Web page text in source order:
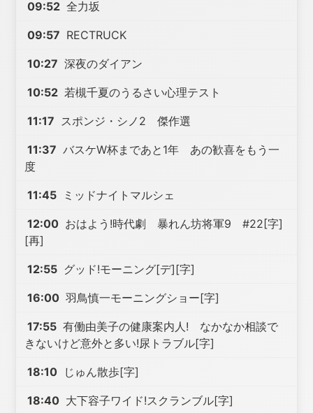
09:52 全力坂
09:57 RECTRUCK
10:27 深夜のダイアン
10:52 若槻千夏のうるさい心理テスト
11:17 スポンジ・シノ2 傑作選
11:37 バスケW杯まであと1年 あの歓喜をもう一
度
11:45 ミッドナイトマルシェ
12:00 おはよう!時代劇 暴れん坊将軍9 #22[字]
[再]
12:55 グッド!モーニング[デ][字]
16:00 羽鳥慎一モーニングショー[字]
17:55 有働由美子の健康案内人! なかなか相談で
きないけど意外と多い!尿トラブル[字]
18:10 じゅん散歩[字]
18:40 大下容子ワイド!スクランブル[字]